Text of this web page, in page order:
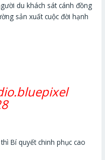
du khách sát cánh đồng
sản xuất cuộc đời hạnh